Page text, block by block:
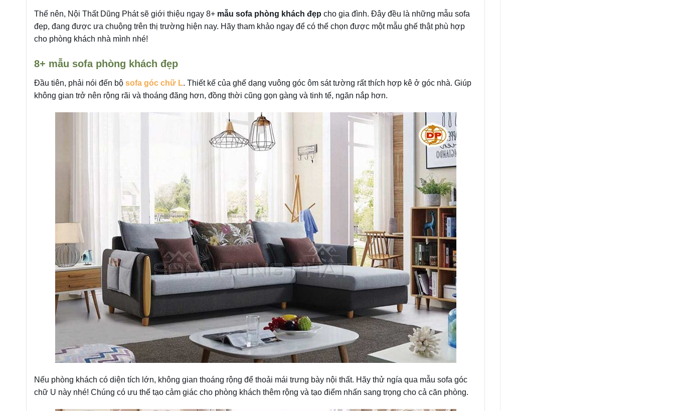
Thế nên, Nội Thất Dũng Phát sẽ giới thiệu ngay 8+ mẫu sofa phòng khách đẹp cho gia đình. Đây đều là những mẫu sofa
đẹp, đang được ưa chuộng trên thị trường hiện nay. Hãy tham khảo ngay để có thể chọn được một mẫu ghế thật phù hợp
cho phòng khách nhà mình nhé!
8+ mẫu sofa phòng khách đẹp
Đầu tiên, phải nói đến bộ sofa góc chữ L. Thiết kế của ghế dạng vuông góc ôm sát tường rất thích hợp kê ở góc nhà. Giúp
không gian trở nên rộng rãi và thoáng đãng hơn, đồng thời cũng gọn gàng và tinh tế, ngăn nắp hơn.
Nếu phòng khách có diện tích lớn, không gian thoáng rộng để thoải mái trưng bày nội thất. Hãy thử ngía qua mẫu sofa góc
chữ U này nhé! Chúng có ưu thế tạo cảm giác cho phòng khách thêm rộng và tạo điểm nhấn sang trọng cho cả căn phòng.